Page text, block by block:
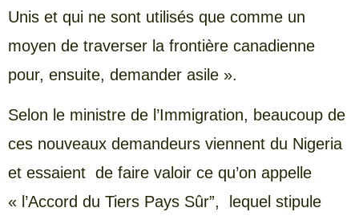
Unis et qui ne sont utilisés que comme un
moyen de traverser la frontière canadienne
pour, ensuite, demander asile ».
Selon le ministre de l’Immigration, beaucoup de
ces nouveaux demandeurs viennent du Nigeria
et essaient de faire valoir ce qu’on appelle
« l’Accord du Tiers Pays Sûr”, lequel stipule